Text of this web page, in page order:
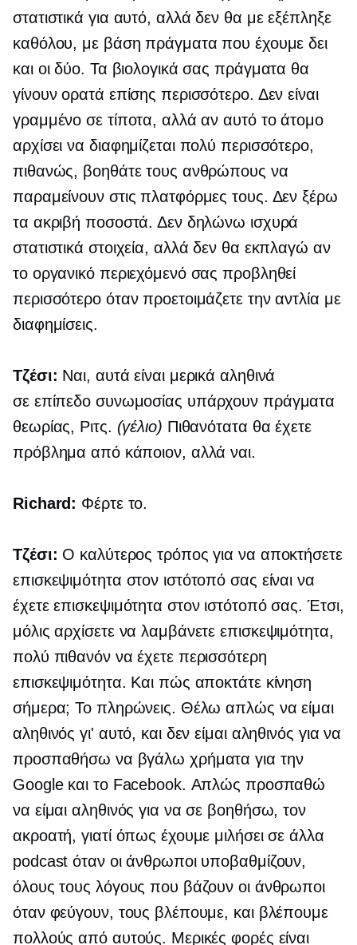
στατιστικά για αυτό, αλλά δεν θα με εξέπληξε
καθόλου, με βάση πράγματα που έχουμε δει
και οι δύο. Τα βιολογικά σας πράγματα θα
γίνουν ορατά επίσης περισσότερο. Δεν είναι
γραμμένο σε τίποτα, αλλά αν αυτό το άτομο
αρχίσει να διαφημίζεται πολύ περισσότερο,
πιθανώς, βοηθάτε τους ανθρώπους να
παραμείνουν στις πλατφόρμες τους. Δεν ξέρω
τα ακριβή ποσοστά. Δεν δηλώνω ισχυρά
στατιστικά στοιχεία, αλλά δεν θα εκπλαγώ αν
το οργανικό περιεχόμενό σας προβληθεί
περισσότερο όταν προετοιμάζετε την αντλία με
διαφημίσεις.
Τζέσι: Ναι, αυτά είναι μερικά αληθινά
σε επίπεδο συνωμοσίας υπάρχουν πράγματα
θεωρίας, Ριτς. (γέλιο) Πιθανότατα θα έχετε
πρόβλημα από κάποιον, αλλά ναι.
Richard: Φέρτε το.
Τζέσι: Ο καλύτερος τρόπος για να αποκτήσετε
επισκεψιμότητα στον ιστότοπό σας είναι να
έχετε επισκεψιμότητα στον ιστότοπό σας. Έτσι,
μόλις αρχίσετε να λαμβάνετε επισκεψιμότητα,
πολύ πιθανόν να έχετε περισσότερη
επισκεψιμότητα. Και πώς αποκτάτε κίνηση
σήμερα; Το πληρώνεις. Θέλω απλώς να είμαι
αληθινός γι' αυτό, και δεν είμαι αληθινός για να
προσπαθήσω να βγάλω χρήματα για την
Google και το Facebook. Απλώς προσπαθώ
να είμαι αληθινός για να σε βοηθήσω, τον
ακροατή, γιατί όπως έχουμε μιλήσει σε άλλα
podcast όταν οι άνθρωποι υποβαθμίζουν,
όλους τους λόγους που βάζουν οι άνθρωποι
όταν φεύγουν, τους βλέπουμε, και βλέπουμε
πολλούς από αυτούς. Μερικές φορές είναι